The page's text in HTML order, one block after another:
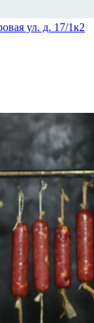
ул. д. 17/1к2